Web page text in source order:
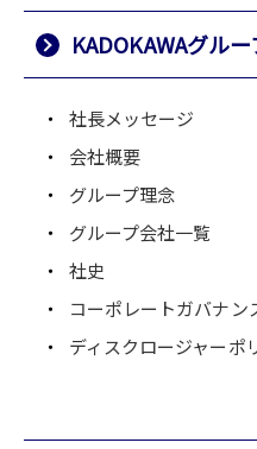
KADOKAWAグル
社長メッセージ
会社概要
グループ理念
グループ会社一覧
社史
コーポレートガバナン
ディスクロージャーポ